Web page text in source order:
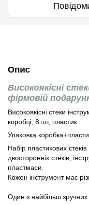
Опис
Високоякісні
фірмовій
Високоякісні стеки
коробці, 8 шт, пластик
Упаковка
Набір пластикових
двосторонніх стеків,
пластмаси.
Кожен інструмент має
Один з найбільш зручних